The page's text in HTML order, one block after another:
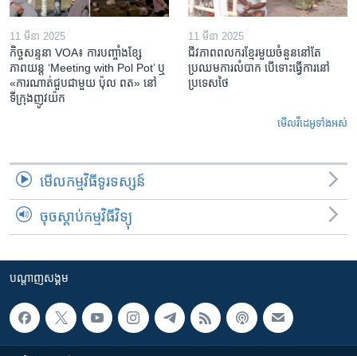
11 មីនា 2025
កិច្ចសន្ទនា VOA៖ ការ​បញ្ចាំង​ខ្សែ
ភាពយន្ត ‘Meeting with Pol Pot’ ឬ
«ការណាត់ជួប​ជាមួយ​ ប៉ុល ពត» នៅ
ទីក្រុងញូវយ៉ក​
11 មីនា 2025
ជីវភាពពលករខ្មែរមួយចំនួននៅតែ
ប្រឈមការលំបាក បើទោះធ្វើការនៅ
ប្រទេសថៃ
មើល​វីដេអូ​ទាំង​អស់
មើល​កម្មវិធី​ទូរទស្សន៍
ចុចស្តាប់កម្មវិធីវិទ្យុ
បណ្តាញ​សង្គម